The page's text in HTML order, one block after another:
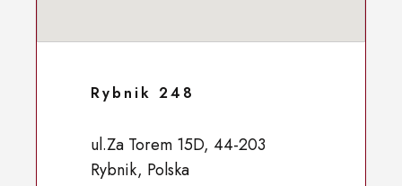
Rybnik 248
ul.Za Torem 15D, 44-203
Rybnik, Polska